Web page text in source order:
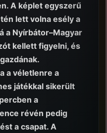
A képlet egyszerű
lett volna esély a
a Nyírbátor–Magyar
kellett figyelni, és
a véletlenre a
játékkal sikerült
a
révén pedig
a csapat. A